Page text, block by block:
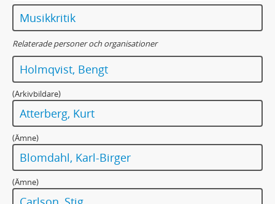
Musikkritik
Relaterade personer och organisationer
Holmqvist, Bengt
(Arkivbildare)
Atterberg, Kurt
(Ämne)
Blomdahl, Karl-Birger
(Ämne)